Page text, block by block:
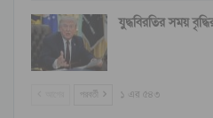
যুদ্ধবিরতির সময়
পরবর্তী ১ এর ৫৪৩